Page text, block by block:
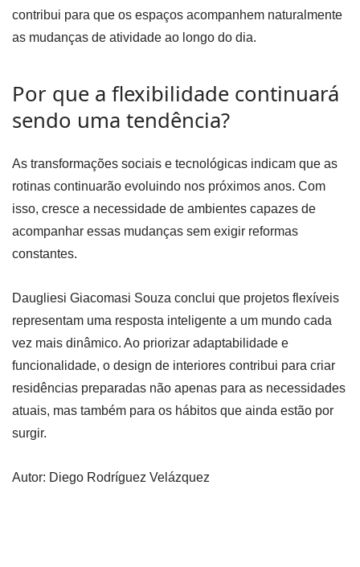
contribui para que os espaços acompanhem naturalmente
as mudanças de atividade ao longo do dia.
Por que a flexibilidade continuará
sendo uma tendência?
As transformações sociais e tecnológicas indicam que as
rotinas continuarão evoluindo nos próximos anos. Com
isso, cresce a necessidade de ambientes capazes de
acompanhar essas mudanças sem exigir reformas
constantes.
Daugliesi Giacomasi Souza conclui que projetos flexíveis
representam uma resposta inteligente a um mundo cada
vez mais dinâmico. Ao priorizar adaptabilidade e
funcionalidade, o design de interiores contribui para criar
residências preparadas não apenas para as necessidades
atuais, mas também para os hábitos que ainda estão por
surgir.
Autor: Diego Rodríguez Velázquez